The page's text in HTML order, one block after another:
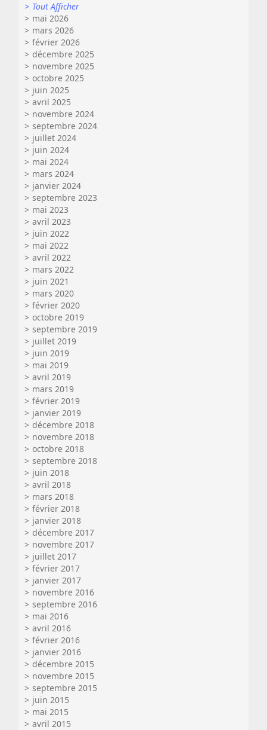
Tout Afficher
mai 2026
mars 2026
février 2026
décembre 2025
novembre 2025
octobre 2025
juin 2025
avril 2025
novembre 2024
septembre 2024
juillet 2024
juin 2024
mai 2024
mars 2024
janvier 2024
septembre 2023
mai 2023
avril 2023
juin 2022
mai 2022
avril 2022
mars 2022
juin 2021
mars 2020
février 2020
octobre 2019
septembre 2019
juillet 2019
juin 2019
mai 2019
avril 2019
mars 2019
février 2019
janvier 2019
décembre 2018
novembre 2018
octobre 2018
septembre 2018
juin 2018
avril 2018
mars 2018
février 2018
janvier 2018
décembre 2017
novembre 2017
juillet 2017
février 2017
janvier 2017
novembre 2016
septembre 2016
mai 2016
avril 2016
février 2016
janvier 2016
décembre 2015
novembre 2015
septembre 2015
juin 2015
mai 2015
avril 2015